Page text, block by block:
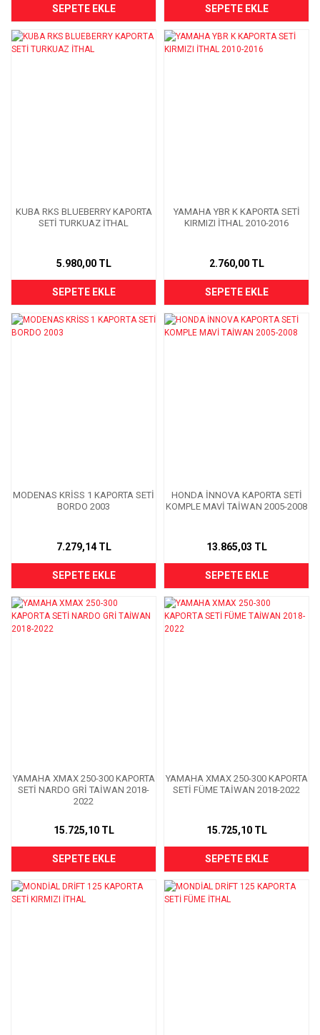
SEPETE EKLE SEPETE EKLE
KUBA RKS BLUEBERRY KAPORTA
SETİ TURKUAZ İTHAL
5.980,00 TL
SEPETE EKLE
YAMAHA YBR K KAPORTA SETİ
KIRMIZI İTHAL 2010-2016
2.760,00 TL
SEPETE EKLE
MODENAS KRİSS 1 KAPORTA SETİ
BORDO 2003
7.279,14 TL
SEPETE EKLE
HONDA İNNOVA KAPORTA SETİ
KOMPLE MAVİ TAİWAN 2005-2008
13.865,03 TL
SEPETE EKLE
YAMAHA XMAX 250-300 KAPORTA
SETİ NARDO GRİ TAİWAN 2018-
2022
15.725,10 TL
SEPETE EKLE
YAMAHA XMAX 250-300 KAPORTA
SETİ FÜME TAİWAN 2018-2022
15.725,10 TL
SEPETE EKLE